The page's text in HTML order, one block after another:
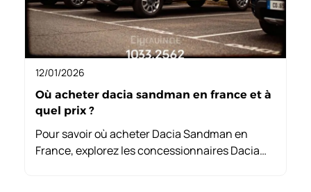
12/01/2026
Où acheter dacia sandman en france et à
quel prix ?
Pour savoir où acheter Dacia Sandman en
France, explorez les concessionnaires Dacia